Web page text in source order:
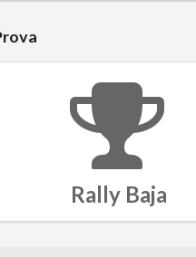
Rally Baja